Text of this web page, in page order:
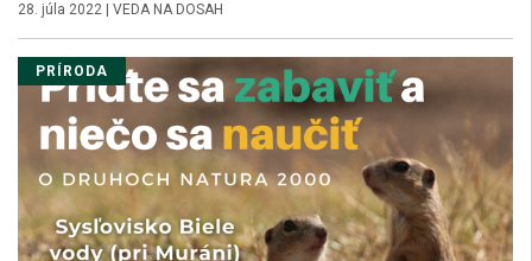
28. júla 2022 VEDA NA DOSAH
PRÍRODA